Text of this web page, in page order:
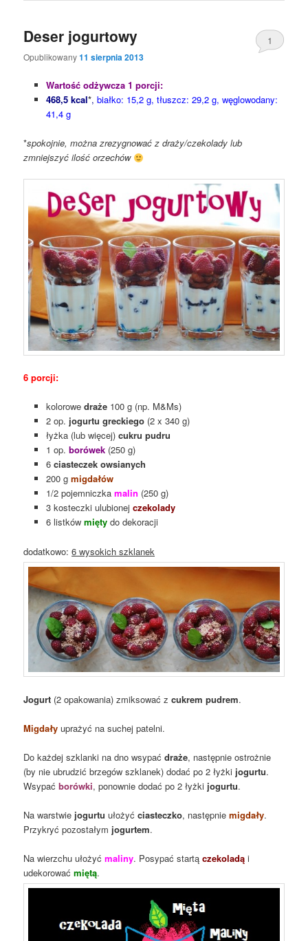
Deser jogurtowy
Opublikowany11 sierpnia 2013
1
Wartość odżywcza 1 porcji:
468,5 kcal*, białko: 15,2 g, tłuszcz: 29,2 g, węglowodany:
41,4 g
*spokojnie, można zrezygnować z draży/czekolady lub
zmniejszyć ilość orzechów
6 porcji:
kolorowe draże100 g (np. M&Ms)
2 op. jogurtu greckiego(2 x 340 g)
łyżka (lub więcej)cukru pudru
1 op. borówek(250 g)
6 ciasteczek owsianych
200 g migdałów
1/2 pojemniczkamalin (250 g)
3 kosteczki ulubionej czekolady
6 listków miętydo dekoracji
dodatkowo:6 wysokich szklanek
Jogurt (2 opakowania) zmiksować zcukrem pudrem.
Migdały uprażyć na suchej patelni.
Do każdej szklanki na dno wsypaćdraże, następnie ostrożnie
(by nie ubrudzić brzegów szklanek) dodać po 2 łyżki jogurtu.
Wsypaćborówki, ponownie dodać po 2 łyżki jogurtu.
Na warstwie jogurtu ułożyćciasteczko, następniemigdały.
Przykryć pozostałym jogurtem.
Na wierzchu ułożyćmaliny. Posypać startączekoladą i
udekorowaćmiętą.